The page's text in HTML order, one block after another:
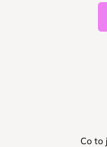
Co to